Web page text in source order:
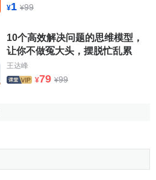
¥1 ¥99
10个高效解决问题的思维模型，
让你不做冤大头，摆脱忙乱累
王达峰
¥79 ¥99